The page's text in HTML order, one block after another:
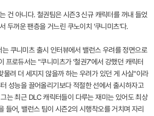
건 아니다. 철권팀은 시즌3 신규 캐릭터를 꺼내 들었
두꺼운 팬층을 거느린 쿠노이치 '쿠니미츠'다.
쿠니미츠 출시 인터뷰에서 밸런스 우려를 정면으로
프로듀서는 "쿠니미츠가 '철권7'에서 강했던 캐릭터
물려 더 세지지 않을까 하는 우려가 있던 게 사실"이라
성능을 끌어올리기보다 적절한 선에서 출시하자고
는 최근 DLC 캐릭터들이 다루는 재미는 있어도 최상
들어, 밸런스 팀이 시즌2의 시행착오를 거치며 자리